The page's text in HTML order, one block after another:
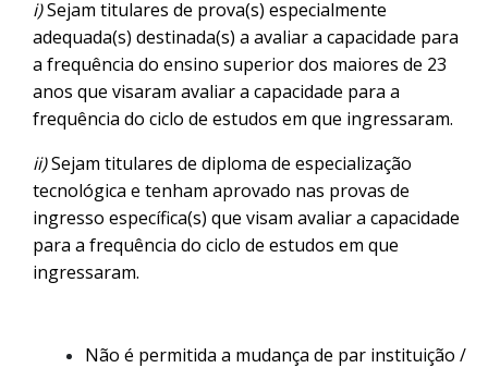
i)Sejam titulares de prova(s) especialmente
adequada(s) destinada(s) a avaliar a capacidade para
a frequência do ensino superior dos maiores de 23
anos que visaram avaliar a capacidade para a
frequência do ciclo de estudos em que ingressaram.
ii)Sejam titulares de diploma de especialização
tecnológica e tenham aprovado nas provas de
ingresso específica(s) que visam avaliar a capacidade
para a frequência do ciclo de estudos em que
ingressaram.
Não é permitida a mudança de par instituição /